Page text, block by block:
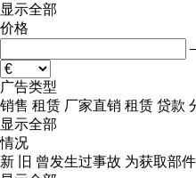
显示全部
价格
广告类型
销售 租赁 厂家直销 租赁 贷款
显示全部
情况
新
旧 曾发生过事故 为获取部件